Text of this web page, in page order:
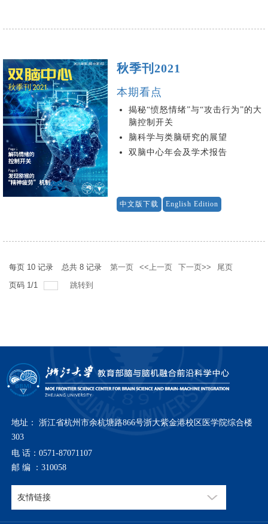
秋季刊2021
本期看点
揭秘“愤怒情绪”与“攻击行为”的大
脑控制开关
脑科学与类脑研究的展望
双脑中心年会及学术报告
中文版下载 English Edition
每页 10 记录 总共 8 记录 第一页 <<上一页 下一页>>
尾页
页码 1/1 跳转到
地址： 浙江省杭州市余杭塘路866号浙大紫金港校区医学院综合楼
303
电 话：0571-87071107
邮 编 ：310058